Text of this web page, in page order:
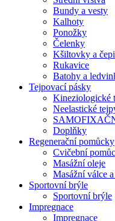
Bundy a vesty
Kalhoty
Ponožky
Čelenky
Kšiltovky a
Rukavice
Batohy a
Tejpovací pásky
Kineziologické
Neelastické
Doplňky
Regenerační pomůcky
Cvičební
Masážní oleje
Masážní válce
Sportovní brýle
Sportovní brýle
Impregnace
Impregnace